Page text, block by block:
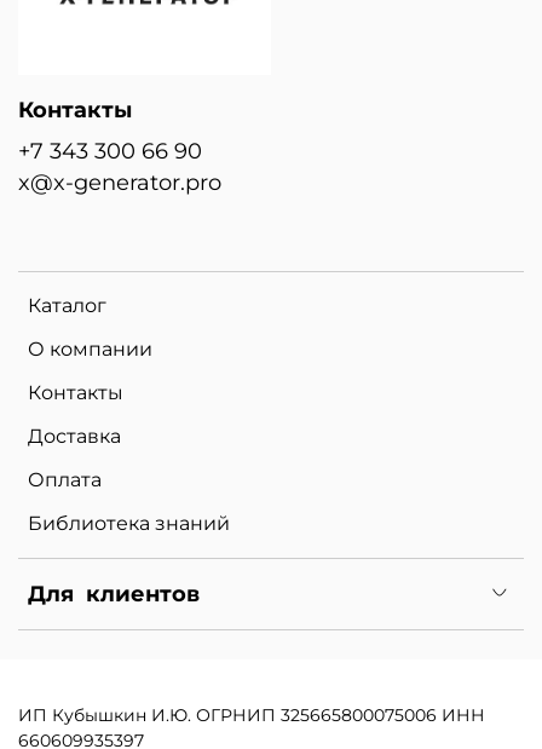
Каталог
О компании
Контакты
Доставка
Оплата
Библиотека знаний
Для клиентов
Контакты
+7 343 300 66 90
x@x-generator.pro
ИП Кубышкин И.Ю. ОГРНИП 325665800075006 ИНН
660609935397